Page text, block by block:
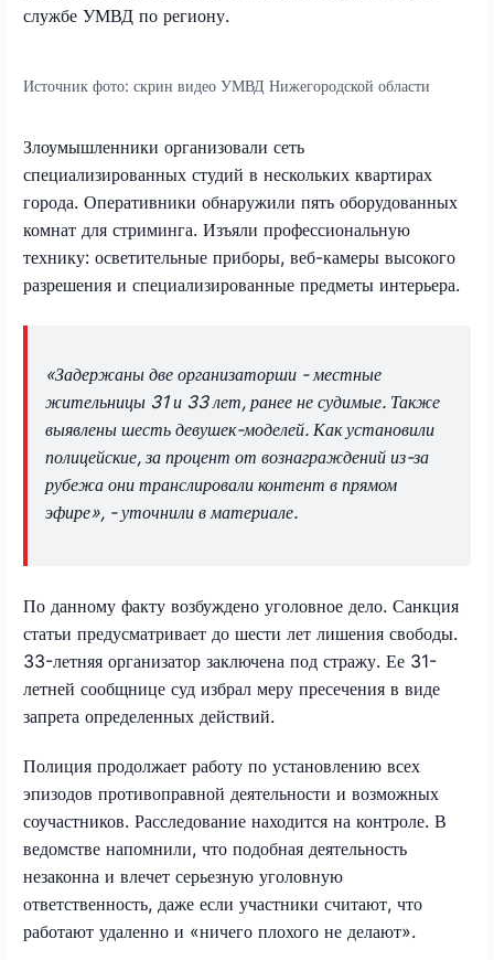
службе УМВД по региону.
Источник фото: скрин видео УМВД Нижегородской области
Злоумышленники организовали сеть
специализированных студий в нескольких квартирах
города. Оперативники обнаружили пять оборудованных
комнат для стриминга. Изъяли профессиональную
технику: осветительные приборы, веб-камеры высокого
разрешения и специализированные предметы интерьера.
«Задержаны две организаторши - местные
жительницы 31 и 33 лет, ранее не судимые. Также
выявлены шесть девушек-моделей. Как установили
полицейские, за процент от вознаграждений из-за
рубежа они транслировали контент в прямом
эфире», - уточнили в материале.
По данному факту возбуждено уголовное дело. Санкция
статьи предусматривает до шести лет лишения свободы.
33-летняя организатор заключена под стражу. Ее 31-
летней сообщнице суд избрал меру пресечения в виде
запрета определенных действий.
Полиция продолжает работу по установлению всех
эпизодов противоправной деятельности и возможных
соучастников. Расследование находится на контроле. В
ведомстве напомнили, что подобная деятельность
незаконна и влечет серьезную уголовную
ответственность, даже если участники считают, что
работают удаленно и «ничего плохого не делают».